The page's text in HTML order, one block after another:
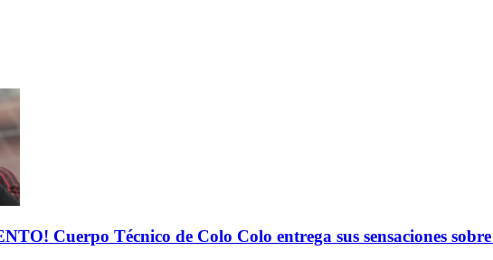
Cuerpo Técnico de Colo Colo entrega sus sensaciones